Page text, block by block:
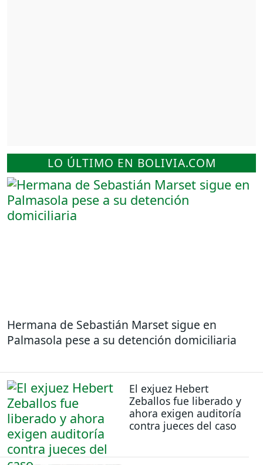
LO ÚLTIMO EN BOLIVIA.COM
Hermana de Sebastián Marset sigue en
Palmasola pese a su detención domiciliaria
El exjuez Hebert
Zeballos fue liberado y
ahora exigen auditoría
contra jueces del caso